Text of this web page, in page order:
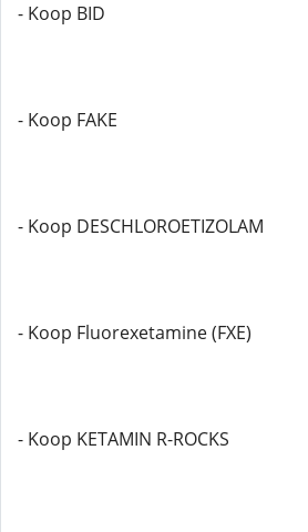
- Koop BID
- Koop FAKE
- Koop DESCHLOROETIZOLAM
- Koop Fluorexetamine (FXE)
- Koop KETAMIN R-ROCKS